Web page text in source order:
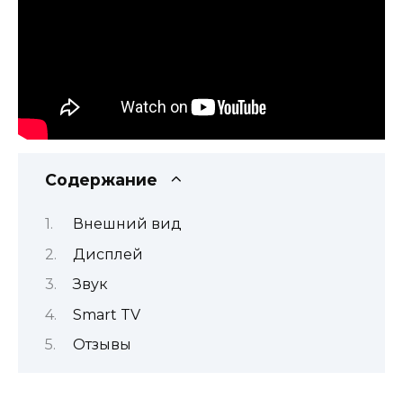
Содержание
Внешний вид
Дисплей
Звук
Smart TV
Отзывы